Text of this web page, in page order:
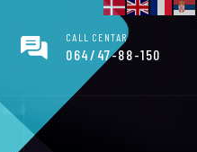
CALL CENTAR
064/47-88-150